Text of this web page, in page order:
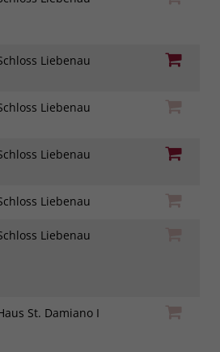
Liebenau
Liebenau
Liebenau
Liebenau
Liebenau
St. Damiano I